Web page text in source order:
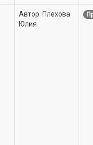
Автор: Плехова
Юлия